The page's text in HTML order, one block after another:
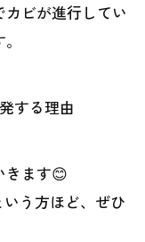
ビが進行してい
する理由
きます😊
う方ほど、ぜひ